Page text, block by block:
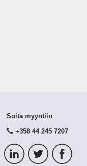
Soita myyntiin
+358 44 245 7207